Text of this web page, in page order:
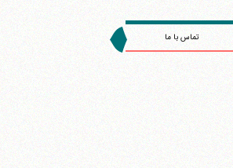
تماس با ما